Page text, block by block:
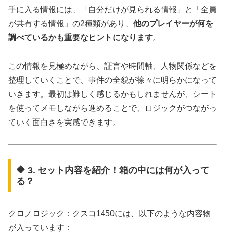
手に入る情報には、「自分だけが見られる情報」と「全員
が共有する情報」の2種類があり、 他のプレイヤーが何を
調べているかも重要なヒントになります。
この情報を見極めながら、証言や時間軸、人物関係などを
整理していくことで、事件の全貌が徐々に明らかになって
いきます。最初は難しく感じるかもしれませんが、シート
を使ってメモしながら進めることで、ロジックがつながっ
ていく面白さを実感できます。
🔶 3. セット内容を紹介！箱の中には何が入って
る？
クロノロジック：クスコ1450には、以下のような内容物
が入っています：